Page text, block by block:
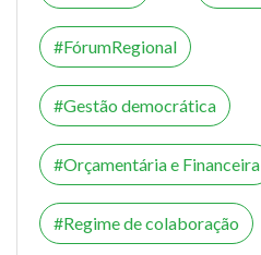
FórumRegional
Gestão democrática
Orçamentária e Financeira
Regime de colaboração